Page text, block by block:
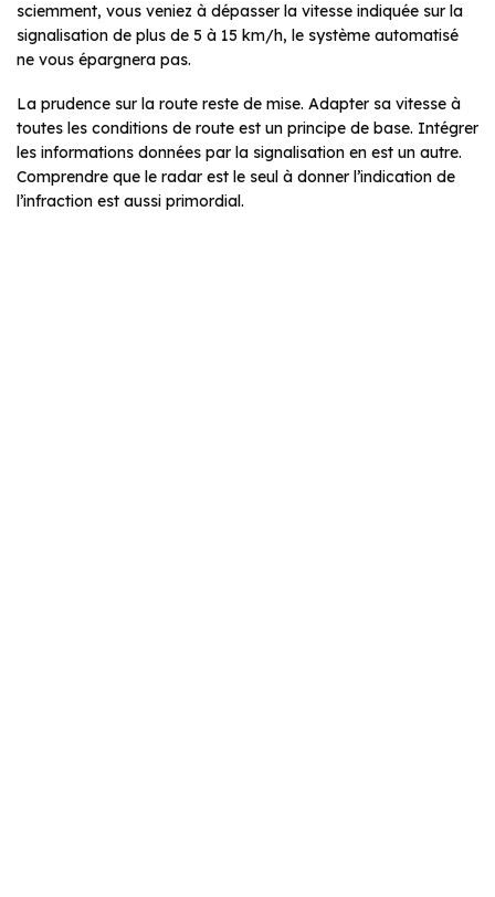
sciemment, vous veniez à dépasser la vitesse indiquée sur la
signalisation de plus de 5 à 15 km/h, le système automatisé
ne vous épargnera pas.
La prudence sur la route reste de mise. Adapter sa vitesse à
toutes les conditions de route est un principe de base. Intégrer
les informations données par la signalisation en est un autre.
Comprendre que le radar est le seul à donner l’indication de
l’infraction est aussi primordial.